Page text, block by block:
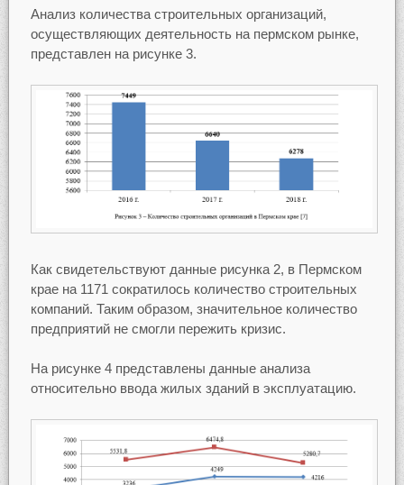
Анализ количества строительных организаций,
осуществляющих деятельность на пермском рынке,
представлен на рисунке 3.
Как свидетельствуют данные рисунка 2, в Пермском
крае на 1171 сократилось количество строительных
компаний. Таким образом, значительное количество
предприятий не смогли пережить кризис.
На рисунке 4 представлены данные анализа
относительно ввода жилых зданий в эксплуатацию.